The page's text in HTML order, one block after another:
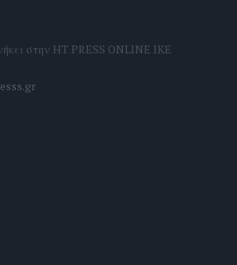
στην HT PRESS ONLINE IKE